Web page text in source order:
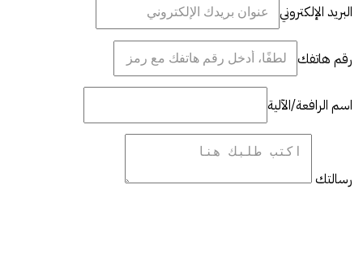
البريد الإلكتروني
رقم هاتفك
اسم الرافعة/الآلية
رسالتك